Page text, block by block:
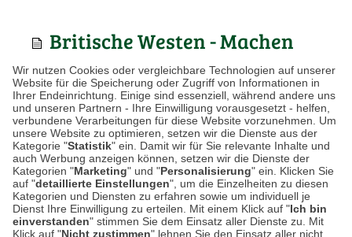
Wir nutzen Cookies oder vergleichbare Technologien auf unserer
Website für die Speicherung oder Zugriff von Informationen in
Ihrer Endeinrichtung. Einige sind essenziell, während andere uns
und unseren Partnern - Ihre Einwilligung vorausgesetzt - helfen,
verbundene Verarbeitungen für diese Website vorzunehmen. Um
unsere Website zu optimieren, setzen wir die Dienste aus der
Kategorie "Statistik" ein. Damit wir für Sie relevante Inhalte und
auch Werbung anzeigen können, setzen wir die Dienste der
Kategorien "Marketing" und "Personalisierung" ein. Klicken Sie
auf "detaillierte Einstellungen", um die Einzelheiten zu diesen
Kategorien und Diensten zu erfahren sowie um individuell je
Dienst Ihre Einwilligung zu erteilen. Mit einem Klick auf "Ich bin
einverstanden" stimmen Sie dem Einsatz aller Dienste zu. Mit
Klick auf "Nicht zustimmen" lehnen Sie den Einsatz aller nicht
Britische Westen - Machen
auch solo eine gute Figu...
... stilvolle Antwort. Es bringt sommerliche
Leichtigkeit in Ihre Garderobe. Leichtes Leinen
kombinieren Sie am besten im maritimen Stil
mitStreifenshirtund Bootsschuhen. Dazu eine
Schiebermütze aus Leinen und Sie sind bereit
für die Strandbar. Stilvolle Alternative zum
Sakko Unsere Westen-Kollektion